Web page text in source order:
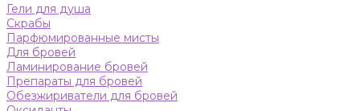
Гели для душа
Скрабы
Парфюмированные мисты
Для бровей
Ламинирование бровей
Препараты для бровей
Обезжириватели для бровей